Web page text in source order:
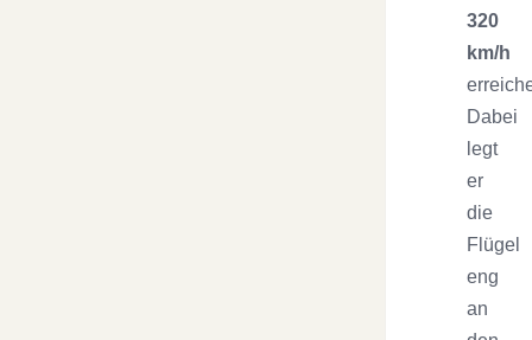
320
km/h
Dabei
legt
er
die
Flügel
eng
an